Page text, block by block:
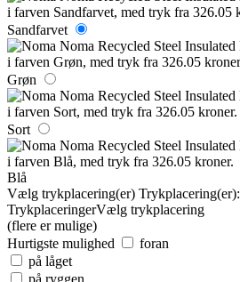
Sandfarvet
Grøn
Sort
Blå
Vælg trykplacering(er) Trykplacering(er):
TrykplaceringerVælg trykplacering
(flere er mulige)
Hurtigste mulighed
foran
på låget
på ryggen